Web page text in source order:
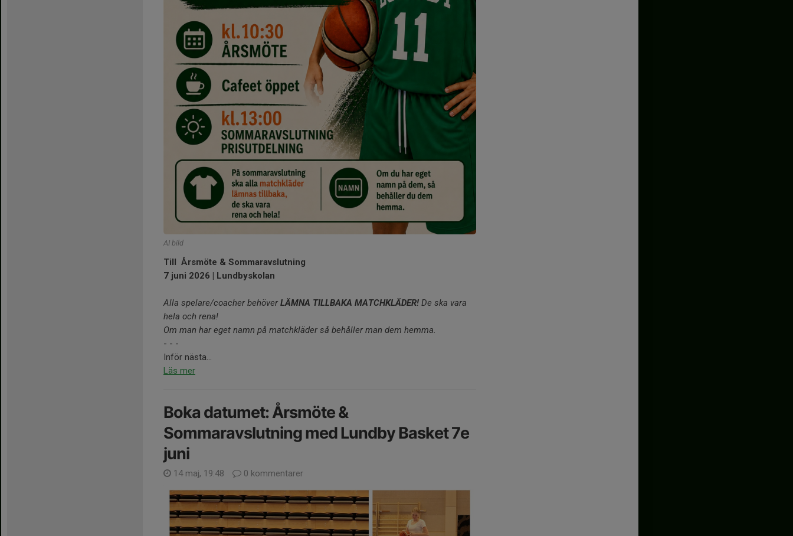
AI bild
Till Årsmöte & Sommaravslutning
7 juni 2026 | Lundbyskolan
Alla spelare/coacher behöver LÄMNA TILLBAKA MATCHKLÄDER! De ska vara
hela och rena!
Om man har eget namn på matchkläder så behåller man dem hemma.
- - -
Inför nästa...
Läs mer
Boka datumet: Årsmöte &
Sommaravslutning med Lundby Basket 7e
juni
14 maj, 19:48 0 kommentarer